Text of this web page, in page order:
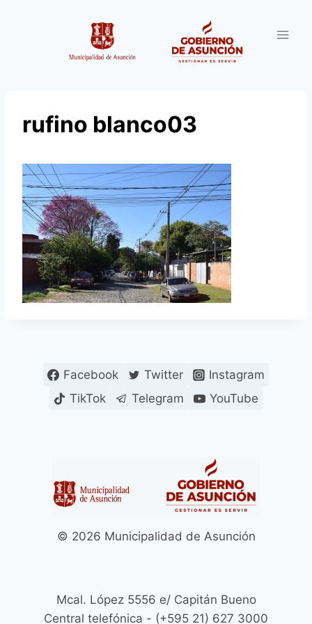
rufino blanco03
Facebook Twitter
Instagram
TikTok
Telegram YouTube
© 2026 Municipalidad de Asunción
Mcal. López 5556 e/ Capitán Bueno
Central telefónica - (+595 21) 627 3000